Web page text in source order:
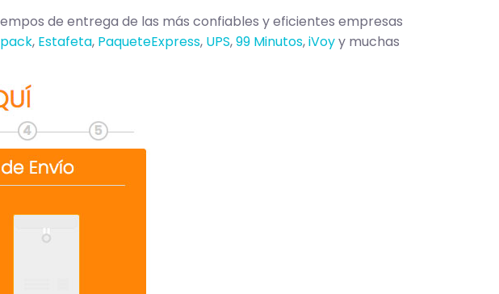
de entrega de las más confiables y eficientes empresas
, Estafeta, PaqueteExpress, UPS,99 Minutos,iVoyy muchas